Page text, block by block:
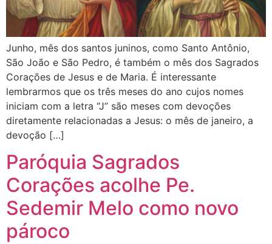
Junho, mês dos santos juninos, como Santo Antônio,
São João e São Pedro, é também o mês dos Sagrados
Corações de Jesus e de Maria. É interessante
lembrarmos que os três meses do ano cujos nomes
iniciam com a letra “J” são meses com devoções
diretamente relacionadas a Jesus: o mês de janeiro, a
devoção […]
Paróquia Sagrados
Corações acolhe Pe.
Sedemir Melo como novo
pároco